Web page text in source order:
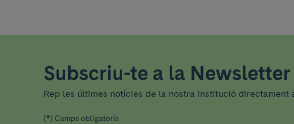
Subscriu-te a la
Rep les últimes notícies de la nostra institució directament
(*) Camps obligatoris